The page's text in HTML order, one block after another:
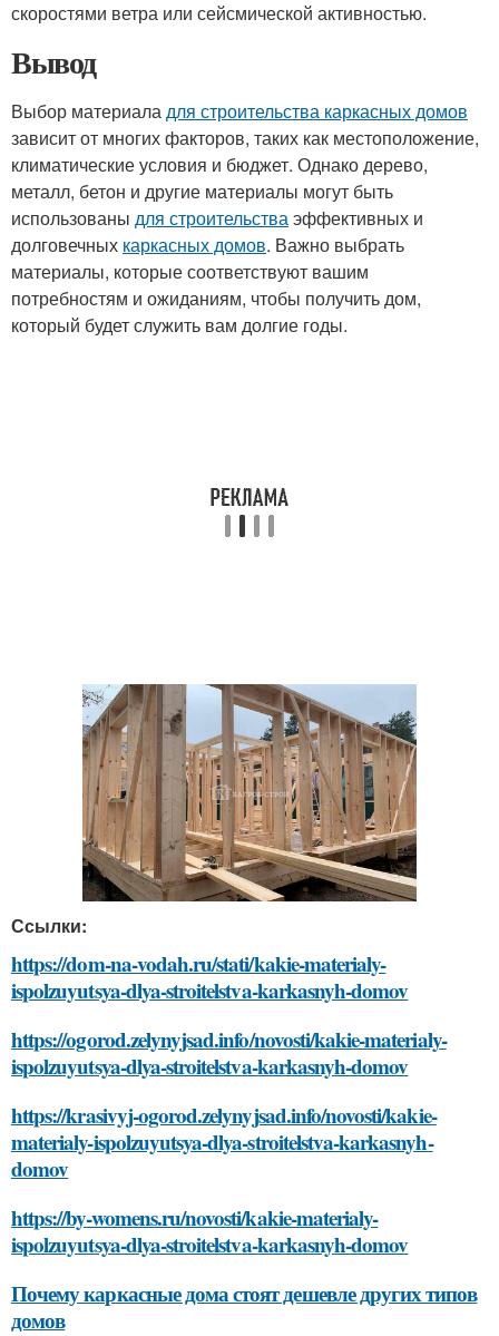
скоростями ветра или сейсмической активностью.
Вывод
Выбор материаладля строительства каркасных домов
зависит от многих факторов, таких как местоположение,
климатические условия и бюджет. Однако дерево,
металл, бетон и другие материалы могут быть
использованы для строительстваэффективных и
долговечных каркасных домов. Важно выбрать
материалы, которые соответствуют вашим
потребностям и ожиданиям, чтобы получить дом,
который будет служить вам долгие годы.
Ссылки:
https://dom-na-vodah.ru/stati/kakie-materialy-
ispolzuyutsya-dlya-stroitelstva-karkasnyh-domov
https://ogorod.zelynyjsad.info/novosti/kakie-materialy-
ispolzuyutsya-dlya-stroitelstva-karkasnyh-domov
https://krasivyj-ogorod.zelynyjsad.info/novosti/kakie-
materialy-ispolzuyutsya-dlya-stroitelstva-karkasnyh-
domov
https://by-womens.ru/novosti/kakie-materialy-
ispolzuyutsya-dlya-stroitelstva-karkasnyh-domov
Почему каркасные дома стоят дешевле других типов
домов